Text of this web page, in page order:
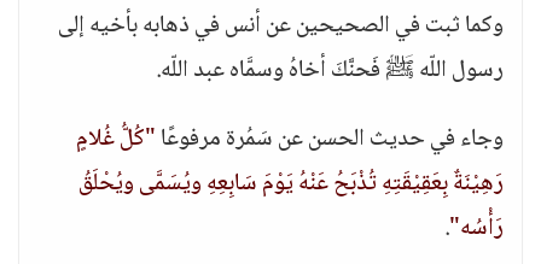
وكما ثبت في الصحيحين عن أنس في ذهابه بأخيه إلى
رسول اللّه ﷺ فَحنَّكَ أخاهُ وسمَّاه عبد اللّه.
وجاء في حديث الحسن عن سَمُرة مرفوعًا"كُلُّ غُلامٍ
رَهِيْنَةٌ بِعَقِيْقَتِهِ تُذْبَحُ عَنْهُ يَوْمَ سَابِعِهِ ويُسَمَّى ويُحْلَقُ
رَأْسُه".